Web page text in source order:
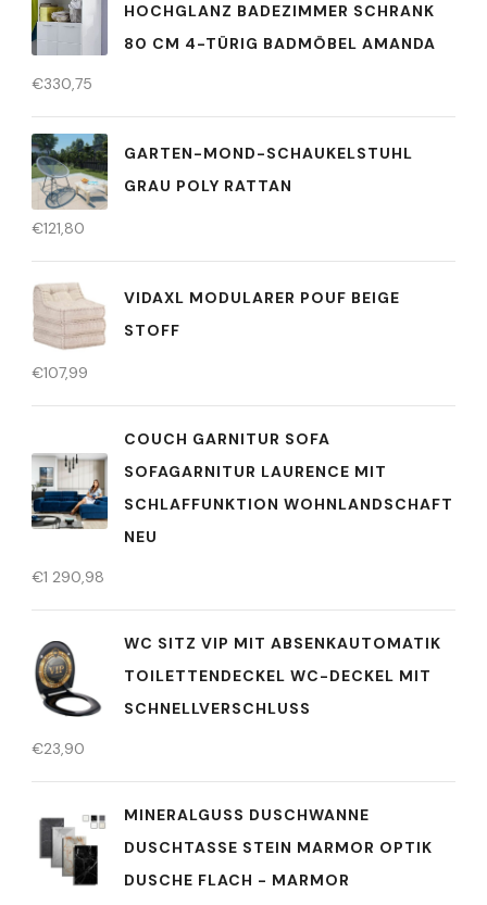
OCHGLANZ BADEZIMMER SCHRANK 8
0 CM 4-TÜRIG BADMÖBEL AMANDA
€330,75
GARTEN-MOND-SCHAUKELSTUHL
GRAU POLY RATTAN
€121,80
VIDAXL MODULARER POUF BEIGE
STOFF
€107,99
COUCH GARNITUR SOFA
SOFAGARNITUR LAURENCE MIT
SCHLAFFUNKTION WOHNLANDSCHAFT
NEU
€1 290,98
WC SITZ VIP MIT ABSENKAUTOMATIK
TOILETTENDECKEL WC-DECKEL MIT
SCHNELLVERSCHLUSS
€23,90
MINERALGUSS DUSCHWANNE
DUSCHTASSE STEIN MARMOR OPTIK
DUSCHE FLACH - MARMOR